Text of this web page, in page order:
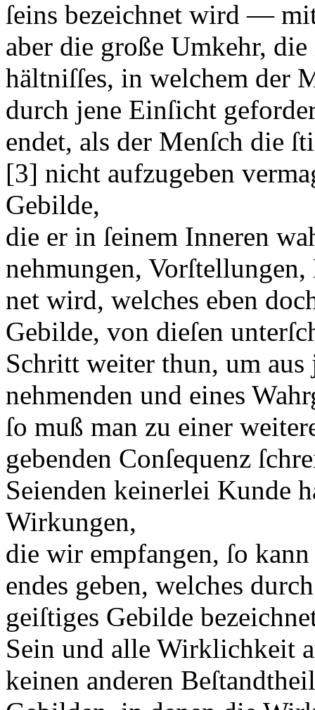
ſeins bezeichnet wird —
aber die große Umkehr,
hältniſſes, in welchem der
durch jene Einſicht
endet, als der Menſch die
[3] nicht aufzugeben
Gebilde,
die er in ſeinem Inneren
nehmungen,
net wird, welches eben
Gebilde, von dieſen
Schritt weiter thun, um
nehmenden und eines
ſo muß man zu einer
gebenden Conſequenz
Seienden keinerlei Kunde
Wirkungen,
die wir empfangen, ſo
endes geben, welches
geiſtiges Gebilde
Sein und alle Wirklichkeit
keinen anderen